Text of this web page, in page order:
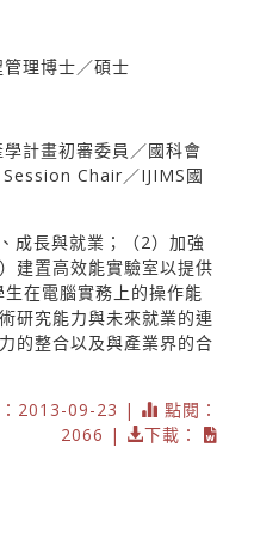
理博士／碩士
計畫初審委員／國科會
Chair／IJIMS國
成長與就業；（2）加強
建置高效能實驗室以提供
在電腦實務上的操作能
研究能力與未來就業的連
的整合以及與產業界的合
2013-09-23 |
點閱：
2066 |
下載：